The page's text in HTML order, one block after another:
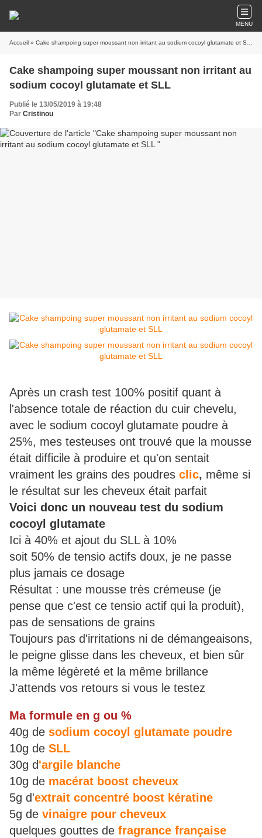
MENU
Accueil » Cake shampoing super moussant non irritant au sodium cocoyl glutamate et SLL
Cake shampoing super moussant non irritant au
sodium cocoyl glutamate et SLL
Publié le 13/05/2019 à 19:48
Par Cristinou
Après un crash test 100% positif quant à
l'absence totale de réaction du cuir chevelu,
avec le sodium cocoyl glutamate poudre à
25%, mes testeuses ont trouvé que la mousse
était difficile à produire et qu'on sentait
vraiment les grains des poudres clic, même si
le résultat sur les cheveux était parfait
Voici donc un nouveau test du sodium
cocoyl glutamate
Ici à 40% et ajout du SLL à 10%
soit 50% de tensio actifs doux, je ne passe
plus jamais ce dosage
Résultat : une mousse très crémeuse (je
pense que c'est ce tensio actif qui la produit),
pas de sensations de grains
Toujours pas d'irritations ni de démangeaisons,
le peigne glisse dans les cheveux, et bien sûr
la même légèreté et la même brillance
J'attends vos retours si vous le testez
Ma formule en g ou %
40g de sodium cocoyl glutamate poudre
10g de SLL
30g d'argile blanche
10g de macérat boost cheveux
5g d'extrait concentré boost kératine
5g de vinaigre pour cheveux
quelques gouttes de fragrance française